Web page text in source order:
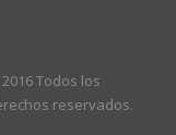
Todos los
reservados.